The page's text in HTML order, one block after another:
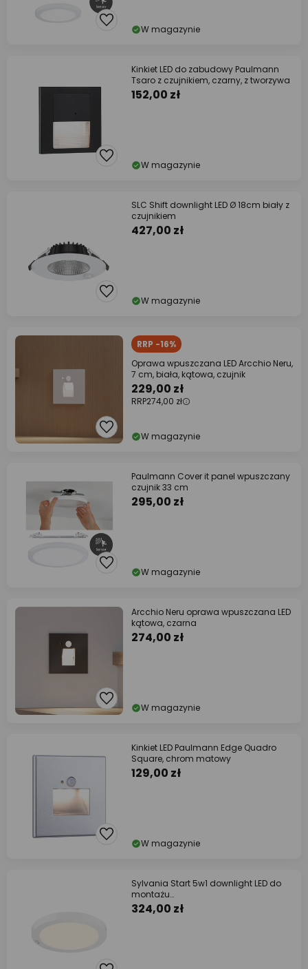
W magazynie
Kinkiet LED do zabudowy Paulmann
Tsaro z czujnikiem, czarny, z tworzywa
152,00 zł
W magazynie
SLC Shift downlight LED Ø 18cm biały z
czujnikiem
427,00 zł
W magazynie
RRP -16%
Oprawa wpuszczana LED Arcchio Neru,
7 cm, biała, kątowa, czujnik
229,00 zł
RRP274,00 zł
W magazynie
Paulmann Cover it panel wpuszczany
czujnik 33 cm
295,00 zł
W magazynie
Arcchio Neru oprawa wpuszczana LED
kątowa, czarna
274,00 zł
W magazynie
Kinkiet LED Paulmann Edge Quadro
Square, chrom matowy
129,00 zł
W magazynie
Sylvania Start 5w1 downlight LED do
montażu
natynkowego/wpuszczanego PIR
324,00 zł